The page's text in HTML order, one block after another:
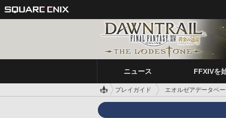
ニュース FFXIVを
プレイガイド エオルゼアデータベ